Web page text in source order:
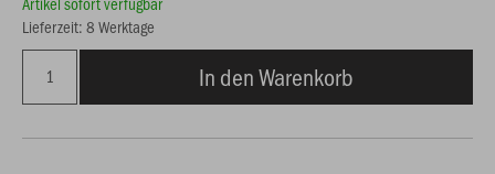
Lieferzeit: 8 Werktage
In den Warenkorb